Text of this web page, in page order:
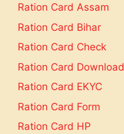
Ration Card Assam
Ration Card Bihar
Ration Card Check
Ration Card Download
Ration Card EKYC
Ration Card Form
Ration Card HP